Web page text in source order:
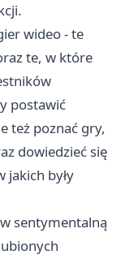
wideo - te
te, w które
postawić
też poznać gry,
dowiedzieć się
jakich były
sentymentalną